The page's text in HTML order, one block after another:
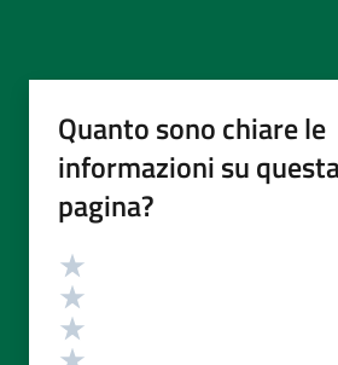
Quanto sono chiare le
informazioni su
pagina?
Valutazione